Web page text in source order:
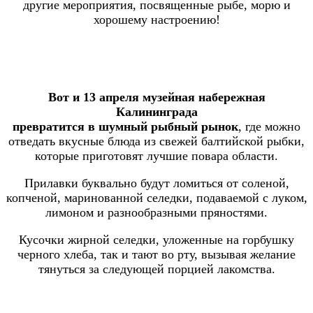
другие мероприятия, посвященные рыбе, морю и
хорошему настроению!
Вот и 13 апреля музейная набережная
Калининграда
превратится в шумный рыбный рынок, где можно
отведать вкусные блюда из свежей балтийской рыбки,
которые приготовят лучшие повара области.
Прилавки буквально будут ломиться от соленой,
копченой, маринованной селедки, подаваемой с луком,
лимоном и разнообразными пряностями.
Кусочки жирной селедки, уложенные на горбушку
черного хлеба, так и тают во рту, вызывая желание
тянуться за следующей порцией лакомства.